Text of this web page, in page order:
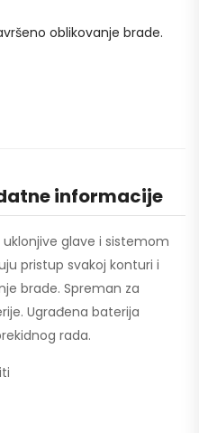
oblikovanje brade.
informacije
glave i sistemom
pristup svakoj konturi i
brade. Spreman za
Ugrađena baterija
rada.